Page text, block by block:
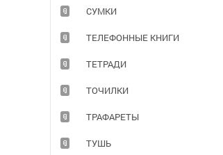
СУМКИ
ТЕЛЕФОННЫЕ КНИГИ
ТЕТРАДИ
ТОЧИЛКИ
ТРАФАРЕТЫ
ТУШЬ